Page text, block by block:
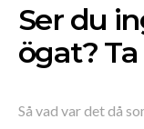
Ser du
ögat?
Så vad var det då